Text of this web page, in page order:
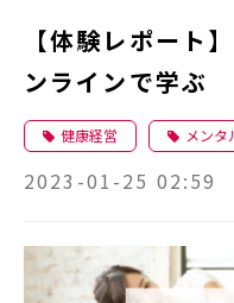
【体験レポート
ンラインで学ぶ
健康経営 メンタ
2023-01-25 02:59